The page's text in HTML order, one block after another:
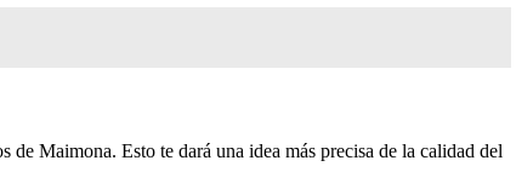
de Maimona. Esto te dará una idea más precisa de la calidad del